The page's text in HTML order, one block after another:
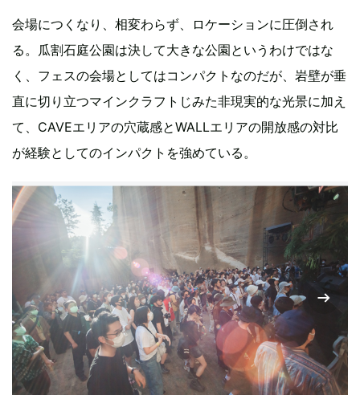
会場につくなり、相変わらず、ロケーションに圧倒され
る。瓜割石庭公園は決して大きな公園というわけではな
く、フェスの会場としてはコンパクトなのだが、岩壁が垂
直に切り立つマインクラフトじみた非現実的な光景に加え
て、CAVEエリアの穴蔵感とWALLエリアの開放感の対比
が経験としてのインパクトを強めている。